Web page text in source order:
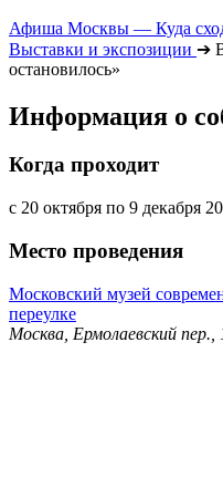
Афиша Москвы — Куда
Выставки и экспозиции ➔
остановилось»
Информация о
Когда проходит
с 20 октября по 9 декабря
Место проведения
Московский музей
переулке
Москва, Ермолаевский пер.,